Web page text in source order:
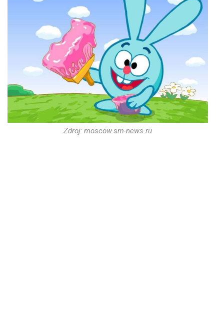
Zdroj: moscow.sm-news.ru